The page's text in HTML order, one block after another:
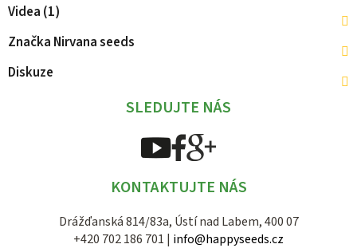
Videa (1)
Značka Nirvana seeds
Diskuze
SLEDUJTE NÁS
KONTAKTUJTE NÁS
Drážďanská 814/83a, Ústí nad Labem, 400 07
+420 702 186 701 | info@happyseeds.cz